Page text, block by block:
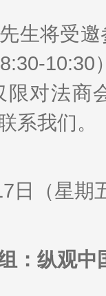
将受邀
10:30
对法商
系我们。
日（星
：纵观
h
a
i
l
r
e